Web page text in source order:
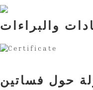
والبراءات
حول فساتين